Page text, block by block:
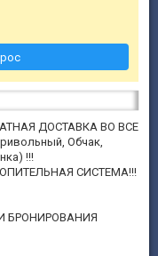
ДОСТАВКА ВО ВСЕ
Обчак,
!!!
СИСТЕМА!!!
БРОНИРОВАНИЯ